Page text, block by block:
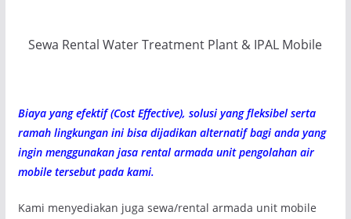
Sewa Rental Water Treatment Plant & IPAL Mobile
Biaya yang efektif (Cost Effective), solusi yang fleksibel serta
ramah lingkungan ini bisa dijadikan alternatif bagi anda yang
ingin menggunakan jasa rental armada unit pengolahan air
mobile tersebut pada kami.
Kami menyediakan juga sewa/rental armada unit mobile